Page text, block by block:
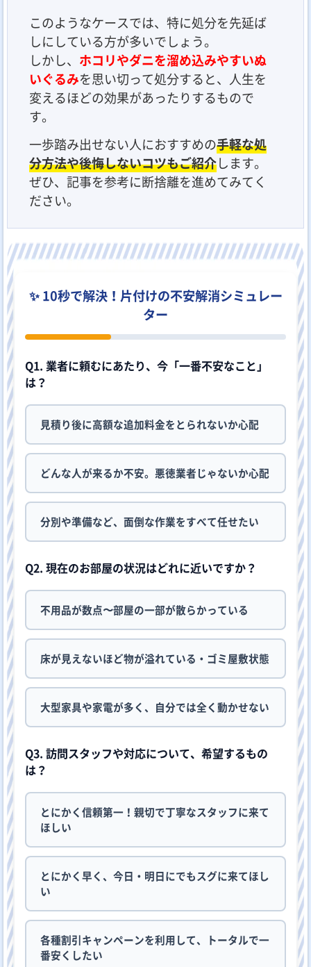
このようなケースでは、特に処分を先延ば
しにしている方が多いでしょう。
しかし、 ホコリやダニを溜め込みやすいぬ
いぐるみを思い切って処分すると、人生を
変えるほどの効果があったりするもので
す。
一歩踏み出せない人におすすめの手軽な処
分方法や後悔しないコツもご紹介します。
ぜひ、記事を参考に断捨離を進めてみてく
ださい。
✨ 10秒で解決！片付けの不安解消シミュレー
ター
Q1. 業者に頼むにあたり、今「一番不安なこと」
は？
見積り後に高額な追加料金をとられないか心配
どんな人が来るか不安。悪徳業者じゃないか心配
分別や準備など、面倒な作業をすべて任せたい
Q2. 現在のお部屋の状況はどれに近いですか？
不用品が数点〜部屋の一部が散らかっている
床が見えないほど物が溢れている・ゴミ屋敷状態
大型家具や家電が多く、自分では全く動かせない
Q3. 訪問スタッフや対応について、希望するもの
は？
とにかく信頼第一！親切で丁寧なスタッフに来て
ほしい
とにかく早く、今日・明日にでもスグに来てほし
い
各種割引キャンペーンを利用して、トータルで一
番安くしたい